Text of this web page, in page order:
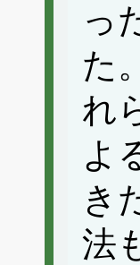
っ
た
れ
よ
き
法